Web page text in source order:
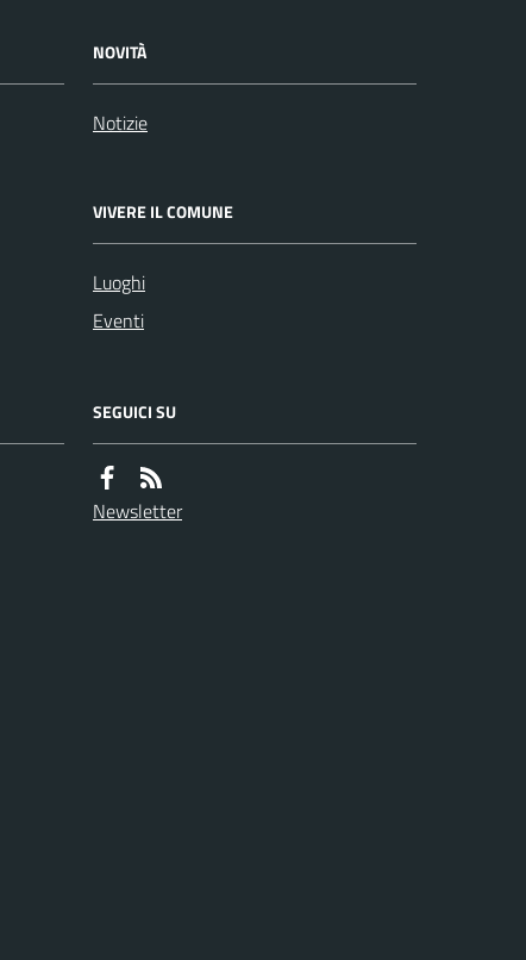
NOVITÀ
Notizie
VIVERE IL COMUNE
Luoghi
Eventi
SEGUICI SU
Newsletter